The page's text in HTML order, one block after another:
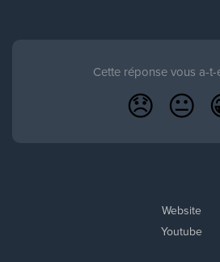
Cette réponse vous a-t-
😞 😐
Website
Youtube